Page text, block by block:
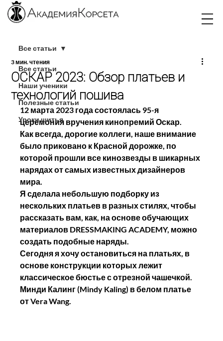
Все статьи
Наши ученики
Полезные статьи
Уроки шитья
Все статьи
ОСКАР 2023: Обзор платьев и
технологий пошива
3 мин. чтения
12 марта 2023 года состоялась 95-я
церемония вручения кинопремий Оскар.
Как всегда, дорогие коллеги, наше внимание
было приковано к Красной дорожке, по
которой прошли все кинозвезды в шикарных
нарядах от самых известных дизайнеров
мира.
Я сделала небольшую подборку из
нескольких платьев в разных стилях, чтобы
рассказать вам, как, на основе обучающих
материалов DRESSMAKING ACADEMY, можно
создать подобные наряды.
Сегодня я хочу остановиться на платьях, в
основе конструкции которых лежит
классическое бюстье с отрезной чашечкой.
Минди Калинг (Mindy Kaling) в белом платье
от Vera Wang.